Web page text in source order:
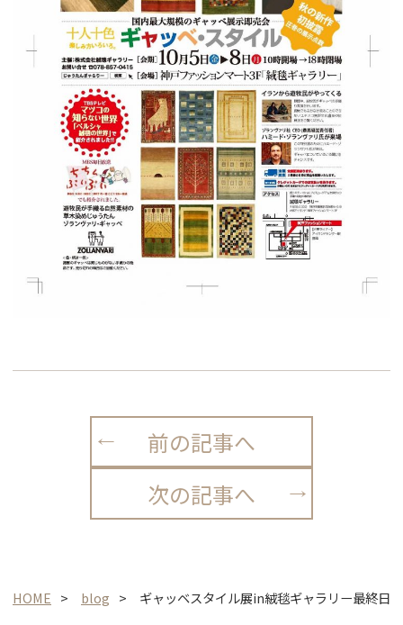
前の記事へ
次の記事へ
HOME blog ギャッベスタイル展in絨毯ギャラリー最終日